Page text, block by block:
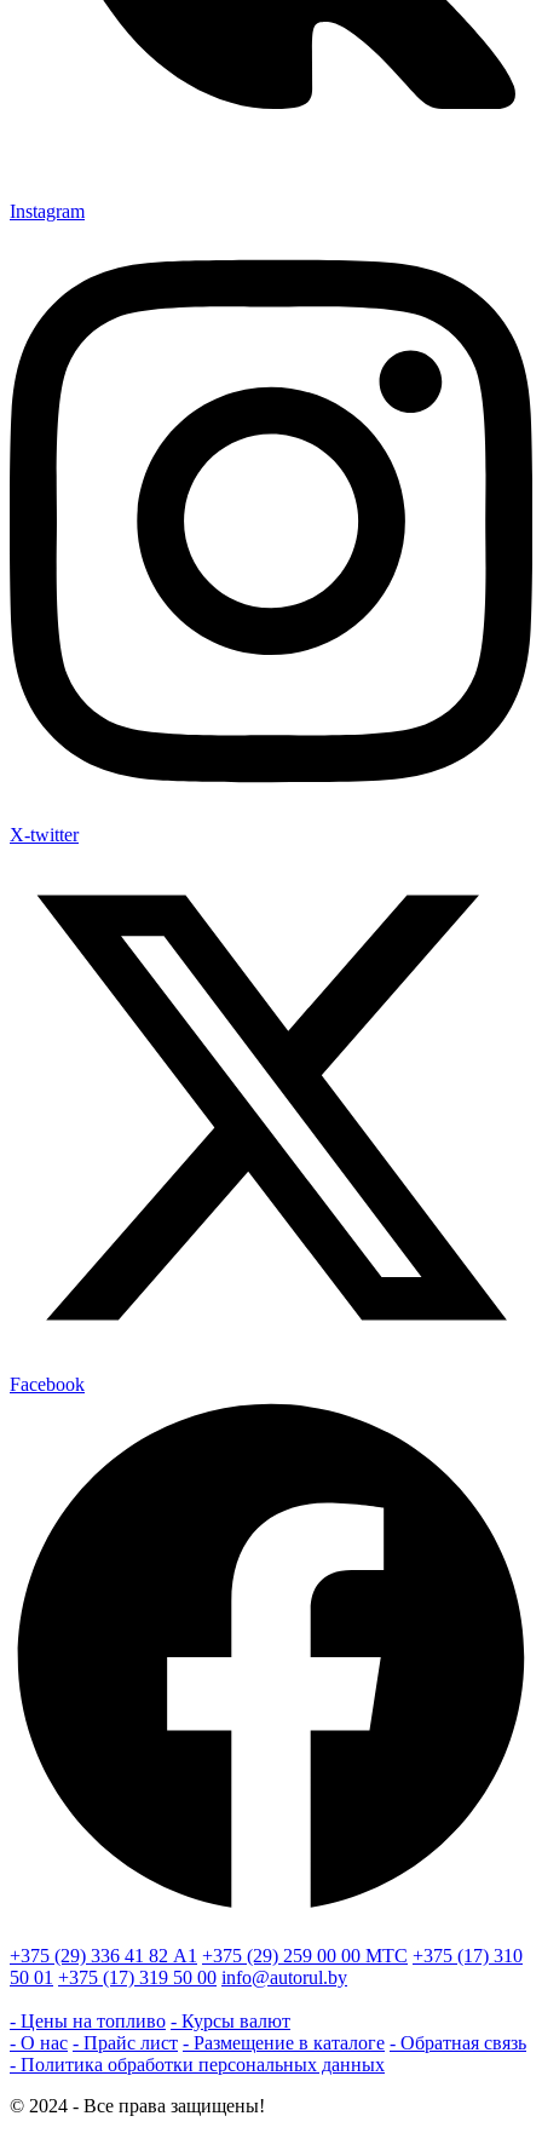
Instagram
X-twitter
Facebook
+375 (29) 336 41 82 А1 +375 (29) 259 00 00 МТС +375 (17) 310
50 01 +375 (17) 319 50 00 info@autorul.by
- Цены на топливо - Курсы валют
- О нас - Прайс лист - Размещение в каталоге - Обратная связь
- Политика обработки персональных данных
© 2024 - Все права защищены!